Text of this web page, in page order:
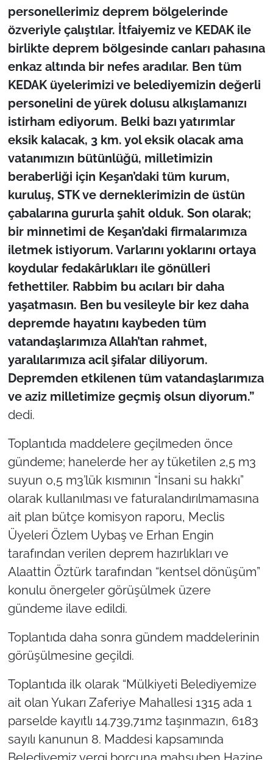
personellerimiz deprem bölgelerinde
özveriyle çalıştılar. İtfaiyemiz ve KEDAK ile
birlikte deprem bölgesinde canları pahasına
enkaz altında bir nefes aradılar. Ben tüm
KEDAK üyelerimizi ve belediyemizin değerli
personelini de yürek dolusu alkışlamanızı
istirham ediyorum. Belki bazı yatırımlar
eksik kalacak, 3 km. yol eksik olacak ama
vatanımızın bütünlüğü, milletimizin
beraberliği için Keşan’daki tüm kurum,
kuruluş, STK ve derneklerimizin de üstün
çabalarına gururla şahit olduk. Son olarak;
bir minnetimi de Keşan’daki firmalarımıza
iletmek istiyorum. Varlarını yoklarını ortaya
koydular fedakârlıkları ile gönülleri
fethettiler. Rabbim bu acıları bir daha
yaşatmasın. Ben bu vesileyle bir kez daha
depremde hayatını kaybeden tüm
vatandaşlarımıza Allah’tan rahmet,
yaralılarımıza acil şifalar diliyorum.
Depremden etkilenen tüm vatandaşlarımıza
ve aziz milletimize geçmiş olsun diyorum.”
dedi.
Toplantıda maddelere geçilmeden önce
gündeme; hanelerde her ay tüketilen 2,5 m3
suyun 0,5 m3’lük kısmının “İnsani su hakkı”
olarak kullanılması ve faturalandırılmamasına
ait plan bütçe komisyon raporu, Meclis
Üyeleri Özlem Uybaş ve Erhan Engin
tarafından verilen deprem hazırlıkları ve
Alaattin Öztürk tarafından “kentsel dönüşüm”
konulu önergeler görüşülmek üzere
gündeme ilave edildi.
Toplantıda daha sonra gündem maddelerinin
görüşülmesine geçildi.
Toplantıda ilk olarak “Mülkiyeti Belediyemize
ait olan Yukarı Zaferiye Mahallesi 1315 ada 1
parselde kayıtlı 14.739,71m2 taşınmazın, 6183
sayılı kanunun 8. Maddesi kapsamında